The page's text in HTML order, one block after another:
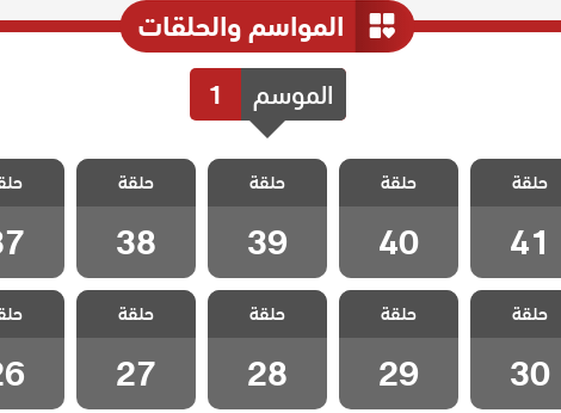
المواسم والحلقات
الموسم 1
زينب
الحلقة 41
حلقة
41
مسلسل زينب
مدبلج الحلقة 40
حلقة
40
مسلسل زينب
مدبلج الحلقة 39
حلقة
39
مسلسل زينب
مدبلج الحلقة 38
حلقة
38
مدبلج
زينب
الحلقة 30
حلقة
30
مسلسل زينب
مدبلج الحلقة 29
حلقة
29
مسلسل زينب
مدبلج الحلقة 28
حلقة
28
مسلسل زينب
مدبلج الحلقة 27
حلقة
27
مدبلج